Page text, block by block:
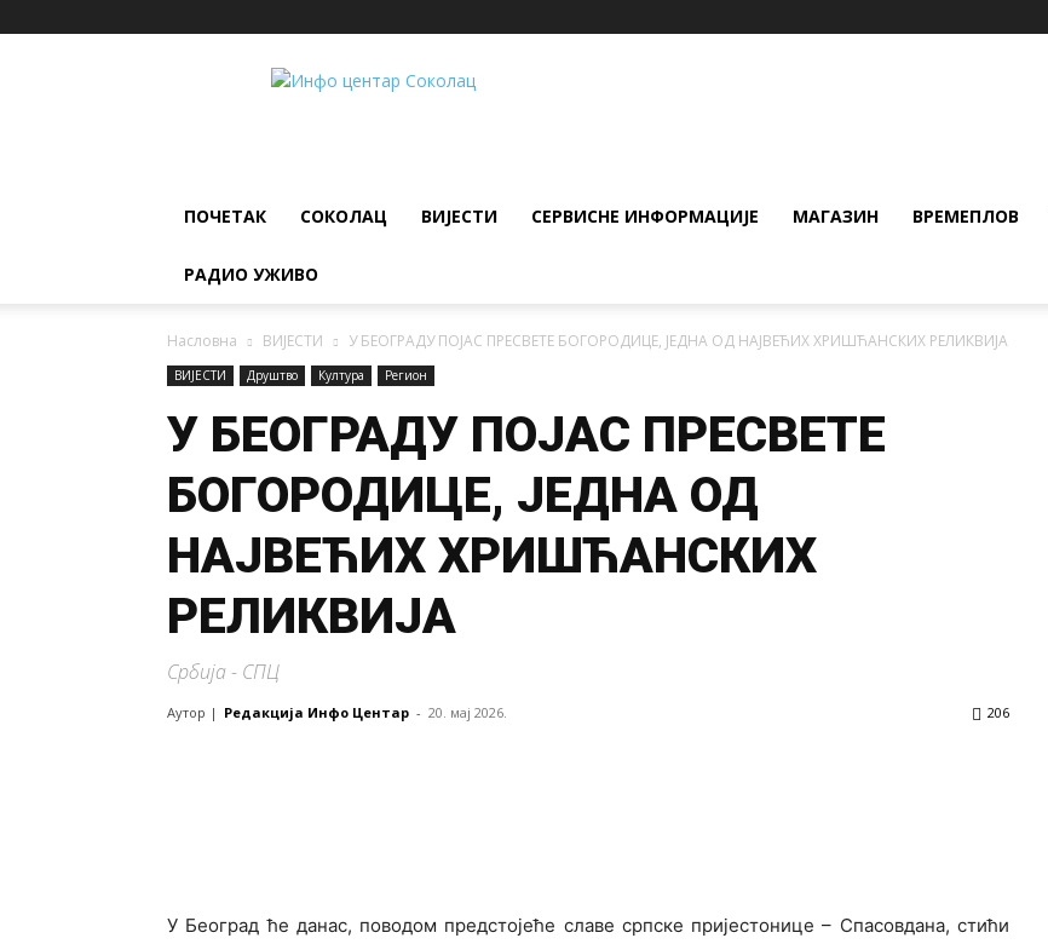
ИНФО
ПОЧЕТАК СОКОЛАЦ ВИЈЕСТИ СЕРВИСНЕ ИНФОРМАЦИЈЕ МАГАЗИН ВРЕМЕПЛОВ
РАДИО УЖИВО
Насловна ВИЈЕСТИ У БЕОГРАДУ ПОЈАС ПРЕСВЕТЕ БОГОРОДИЦЕ, ЈЕДНА ОД НАЈВЕЋИХ ХРИШЋАНСКИХ РЕЛИКВИЈА
ВИЈЕСТИ Друштво Култура Регион
У БЕОГРАДУ ПОЈАС ПРЕСВЕТЕ
БОГОРОДИЦЕ, ЈЕДНА ОД
НАЈВЕЋИХ ХРИШЋАНСКИХ
РЕЛИКВИЈА
Србија - СПЦ
Аутор | Редакција Инфо Центар - 20. мај 2026. 206
У Београд ће данас, поводом предстојеће славе српске пријестонице – Спасовдана, стићи